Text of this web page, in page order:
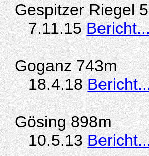
Gespitzer Riegel
7.11.15
Goganz 743m
18.4.18
Gösing 898m
10.5.13